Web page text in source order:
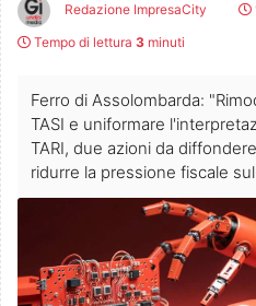
Redazione ImpresaCity
Tempo di lettura 3 minuti
Ferro di Assolombarda:
TASI e uniformare
TARI, due azioni da
ridurre la pressione fiscale